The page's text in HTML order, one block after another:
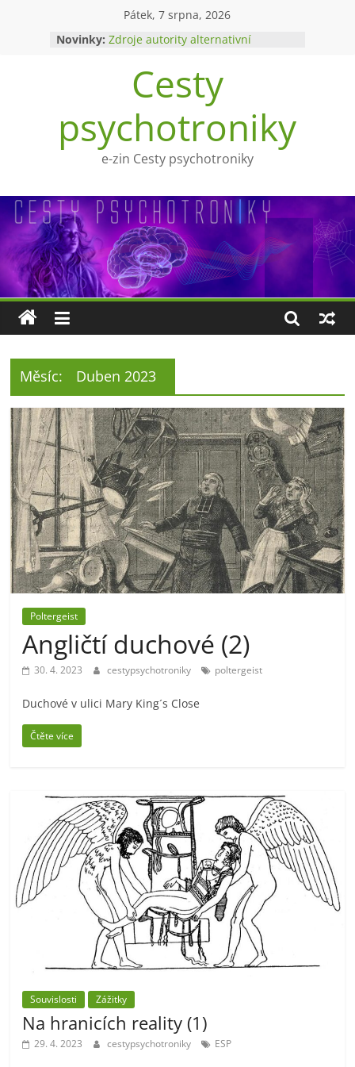
Pátek, 7 srpna, 2026
Novinky: Zdroje autority alternativní
Upíři a mytologie?
Ohnivý poltergeist
Tragédie Anny Göldi
Zlatý východ
Cesty
psychotroniky
e-zin Cesty psychotroniky
Měsíc: Duben 2023
Poltergeist
Angličtí duchové (2)
30. 4. 2023 cestypsychotroniky poltergeist
Duchové v ulici Mary King´s Close
Čtěte více
Souvislosti Zážitky
Na hranicích reality (1)
29. 4. 2023 cestypsychotroniky ESP